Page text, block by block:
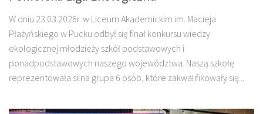
W dniu 23.03.2026r. w Liceum Akademickim im. Macieja
Płażyńskiego w Pucku odbył się finał konkursu wiedzy
ekologicznej młodzieży szkół podstawowych i
ponadpodstawowych naszego województwa. Naszą szkołę
reprezentowała silna grupa 6 osób, które zakwalifikowały się...